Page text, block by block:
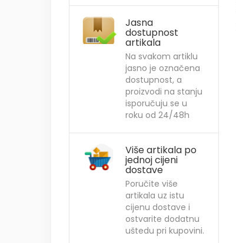
Jasna
dostupnost
artikala
Na svakom artiklu
jasno je označena
dostupnost, a
proizvodi na stanju
isporučuju se u
roku od 24/48h
Više artikala po
jednoj cijeni
dostave
Poručite više
artikala uz istu
cijenu dostave i
ostvarite dodatnu
uštedu pri kupovini.